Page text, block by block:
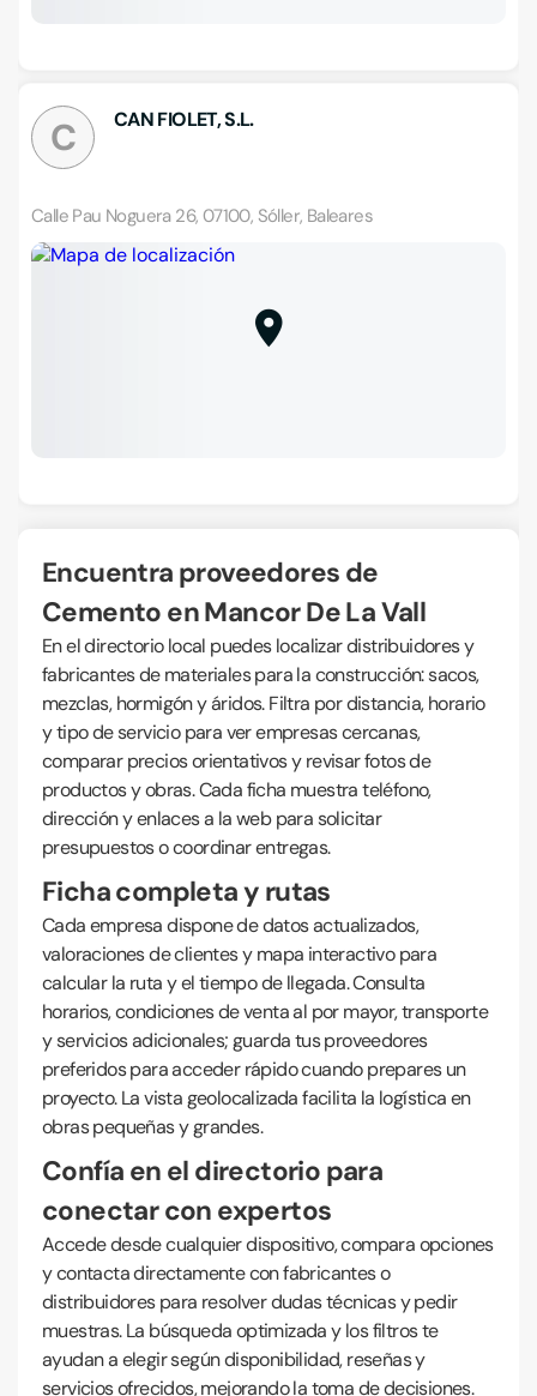
C CAN FIOLET, S.L.
Calle Pau Noguera 26, 07100, Sóller, Baleares
Encuentra proveedores de
Cemento en Mancor De La Vall
En el directorio local puedes localizar distribuidores y
fabricantes de materiales para la construcción: sacos,
mezclas, hormigón y áridos. Filtra por distancia, horario
y tipo de servicio para ver empresas cercanas,
comparar precios orientativos y revisar fotos de
productos y obras. Cada ficha muestra teléfono,
dirección y enlaces a la web para solicitar
presupuestos o coordinar entregas.
Ficha completa y rutas
Cada empresa dispone de datos actualizados,
valoraciones de clientes y mapa interactivo para
calcular la ruta y el tiempo de llegada. Consulta
horarios, condiciones de venta al por mayor, transporte
y servicios adicionales; guarda tus proveedores
preferidos para acceder rápido cuando prepares un
proyecto. La vista geolocalizada facilita la logística en
obras pequeñas y grandes.
Confía en el directorio para
conectar con expertos
Accede desde cualquier dispositivo, compara opciones
y contacta directamente con fabricantes o
distribuidores para resolver dudas técnicas y pedir
muestras. La búsqueda optimizada y los filtros te
ayudan a elegir según disponibilidad, reseñas y
servicios ofrecidos, mejorando la toma de decisiones.